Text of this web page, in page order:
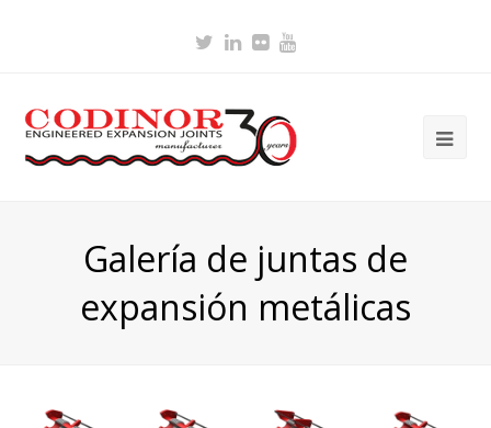
Twitter
LinkedIn
FlickrYoutube
Galería de juntas de
expansión metálicas